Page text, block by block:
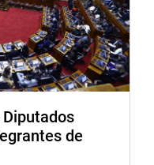
congresoperu
radiocongreso
de